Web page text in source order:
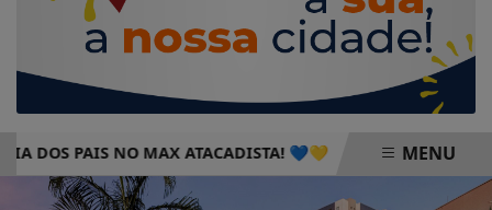
PAIS NO MAX ATACADISTA! 💙💛 PROGRAMAÇÃO
EM ALTA
MENU